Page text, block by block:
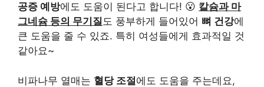
공증 예방에도 도움이 된다고 합니다! 😮 칼슘과 마
그네슘 등의 무기질도 풍부하게 들어있어 뼈 건강에
큰 도움을 줄 수 있죠. 특히 여성들에게 효과적일 것
같아요~
비파나무 열매는 혈당 조절에도 도움을 주는데요,